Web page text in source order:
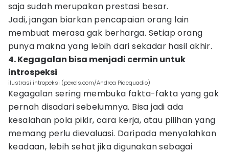
saja sudah merupakan prestasi besar.
Jadi, jangan biarkan pencapaian orang lain
membuat merasa gak berharga. Setiap orang
punya makna yang lebih dari sekadar hasil akhir.
4. Kegagalan bisa menjadi cermin untuk
introspeksi
ilustrasi intropeksi (pexels.com/Andrea Piacquadio)
Kegagalan sering membuka fakta-fakta yang gak
pernah disadari sebelumnya. Bisa jadi ada
kesalahan pola pikir, cara kerja, atau pilihan yang
memang perlu dievaluasi. Daripada menyalahkan
keadaan, lebih sehat jika digunakan sebagai